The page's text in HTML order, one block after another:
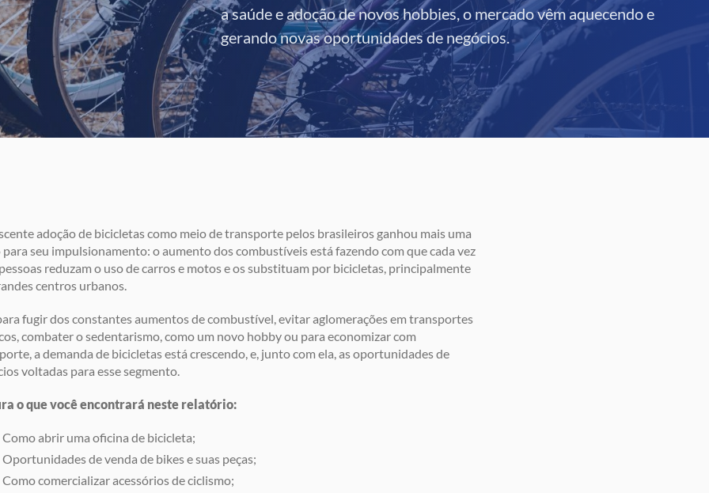
a saúde e adoção de novos hobbies, o mercado vêm aquecendo e
gerando novas oportunidades de negócios.
adoção de bicicletas como meio de transporte pelos brasileiros ganhou mais uma
para seu impulsionamento: o aumento dos combustíveis está fazendo com que cada vez
reduzam o uso de carros e motos e os substituam por bicicletas, principalmente
centros urbanos.
fugir dos constantes aumentos de combustível, evitar aglomerações em transportes
combater o sedentarismo, como um novo hobby ou para economizar com
a demanda de bicicletas está crescendo, e, junto com ela, as oportunidades de
voltadas para esse segmento.
o que você encontrará neste relatório:
Como abrir uma oficina de bicicleta;
Oportunidades de venda de bikes e suas peças;
Como comercializar acessórios de ciclismo;